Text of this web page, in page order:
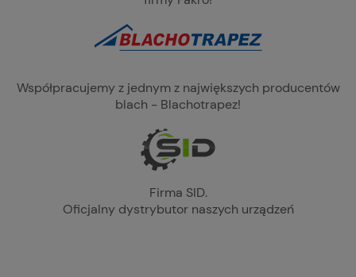
Współpracujemy z jednym z największych producentów
blach - Blachotrapez!
Firma SID.
Oficjalny dystrybutor naszych urządzeń